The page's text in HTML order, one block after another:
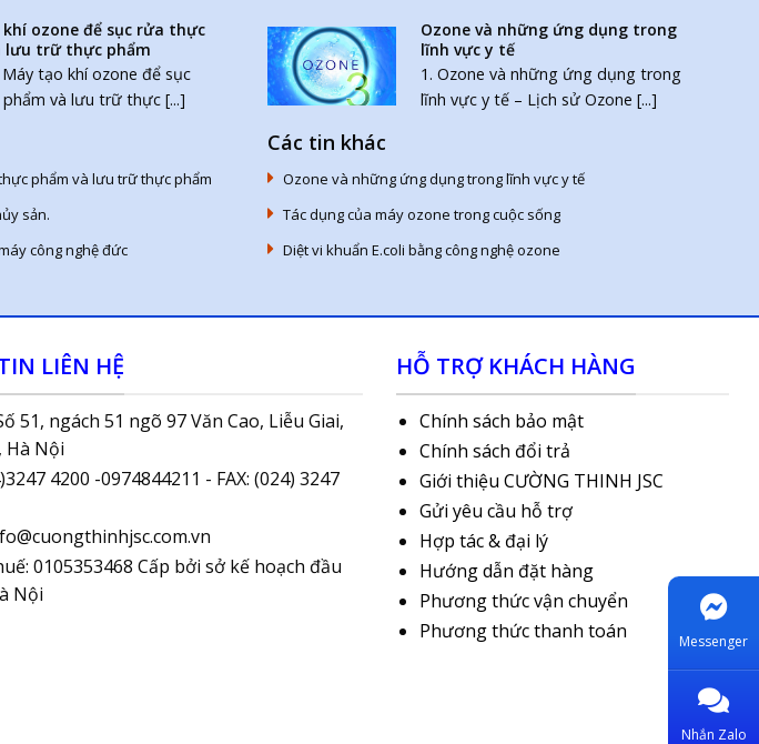
ozone để sục rửa thực
lưu trữ thực phẩm
tạo khí ozone để sục
và lưu trữ thực [...]
phẩm và lưu trữ thực phẩm
sản.
công nghệ đức
Ozone và những ứng dụng trong
lĩnh vực y tế
1. Ozone và những ứng dụng trong
lĩnh vực y tế – Lịch sử Ozone [...]
Các tin khác
Ozone và những ứng dụng trong lĩnh vực y tế
Tác dụng của máy ozone trong cuộc sống
Diệt vi khuẩn E.coli bằng công nghệ ozone
LIÊN HỆ
51, ngách 51 ngõ 97 Văn Cao, Liễu Giai,
Hà Nội
4200 -0974844211 - FAX: (024) 3247
0105353468 Cấp bởi sở kế hoạch đầu
Nội
HỖ TRỢ KHÁCH HÀNG
Chính sách bảo mật
Chính sách đổi trả
Giới thiệu CƯỜNG THINH JSC
Gửi yêu cầu hỗ trợ
Hợp tác & đại lý
Hướng dẫn đặt hàng
Phương thức vận chuyển
Phương thức thanh toán
Messenger
Nhắn Zalo